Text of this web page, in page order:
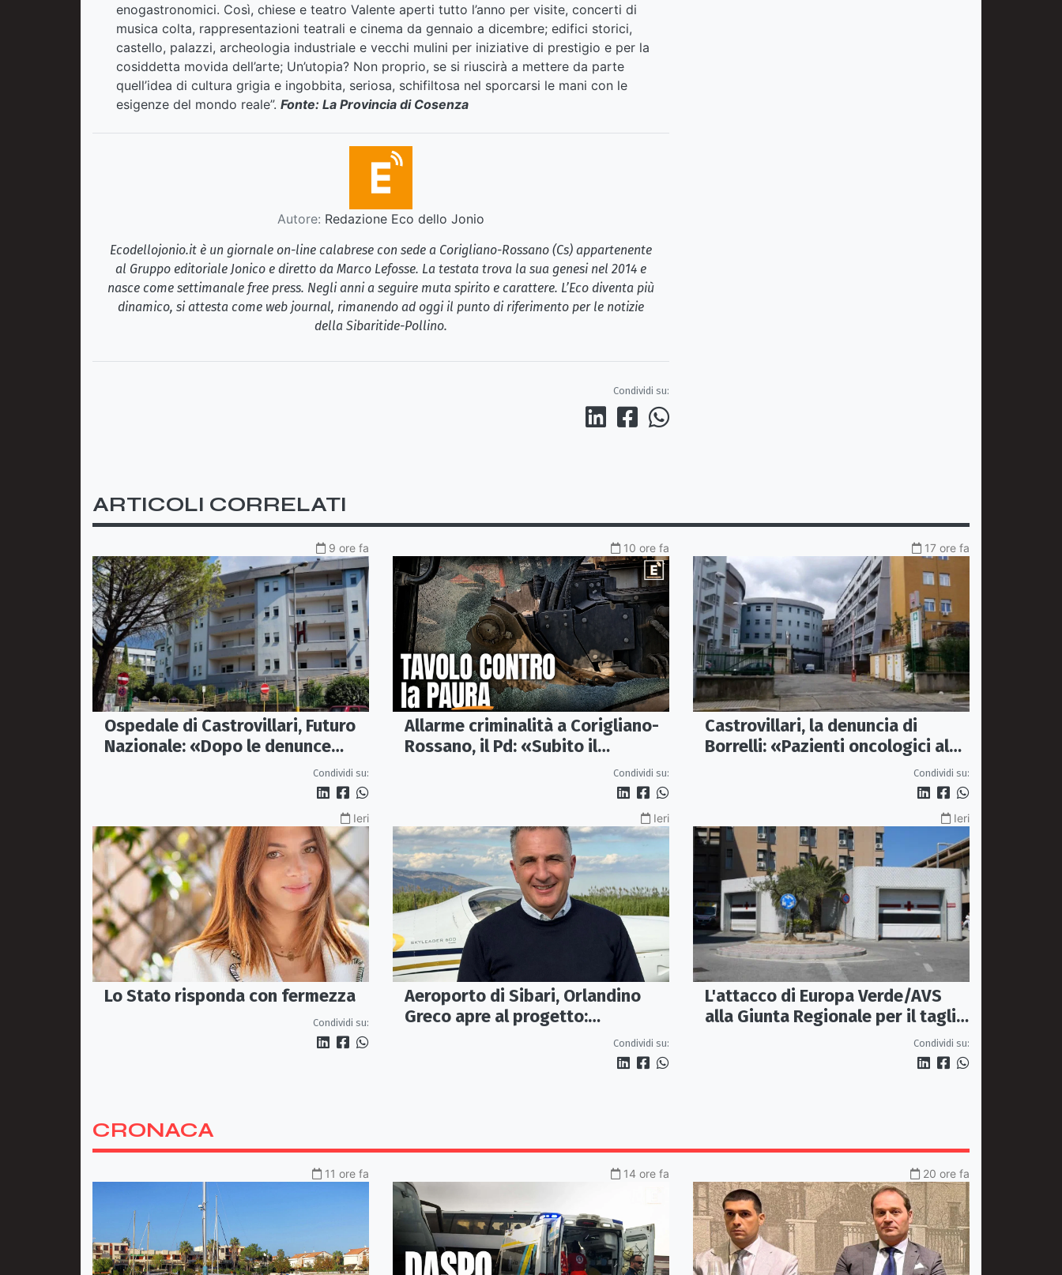
enogastronomici. Così, chiese e teatro Valente aperti tutto l’anno per visite, concerti di
musica colta, rappresentazioni teatrali e cinema da gennaio a dicembre; edifici storici,
castello, palazzi, archeologia industriale e vecchi mulini per iniziative di prestigio e per la
cosiddetta movida dell’arte; Un’utopia? Non proprio, se si riuscirà a mettere da parte
quell’idea di cultura grigia e ingobbita, seriosa, schifiltosa nel sporcarsi le mani con le
esigenze del mondo reale”. Fonte: La Provincia di Cosenza
Autore: Redazione Eco dello Jonio
Ecodellojonio.it è un giornale on-line calabrese con sede a Corigliano-Rossano (Cs) appartenente
al Gruppo editoriale Jonico e diretto da Marco Lefosse. La testata trova la sua genesi nel 2014 e
nasce come settimanale free press. Negli anni a seguire muta spirito e carattere. L’Eco diventa più
dinamico, si attesta come web journal, rimanendo ad oggi il punto di riferimento per le notizie
della Sibaritide-Pollino.
Condividi su:
ARTICOLI CORRELATI
9 ore fa
Ospedale di Castrovillari, Futuro
Nazionale: «Dopo le denunce
servono fatti, non passerelle»Condividi su:
10 ore fa
Allarme criminalità a Corigliano-
Rossano, il Pd: «Subito il
Comitato per la Sicurezza»Condividi su:
17 ore fa
Castrovillari, la denuncia di
Borrelli: «Pazienti oncologici al
Condividi su:
Ieri
Lo Stato risponda con fermezza
Condividi su:
Ieri
Aeroporto di Sibari, Orlandino
Greco apre al progetto:
Condividi su:
Ieri
L'attacco di Europa Verde/AVS
alla Giunta Regionale per il taglio
del'emodinamica di RossanoCondividi su:
CRONACA
11 ore fa 14 ore fa 20 ore fa